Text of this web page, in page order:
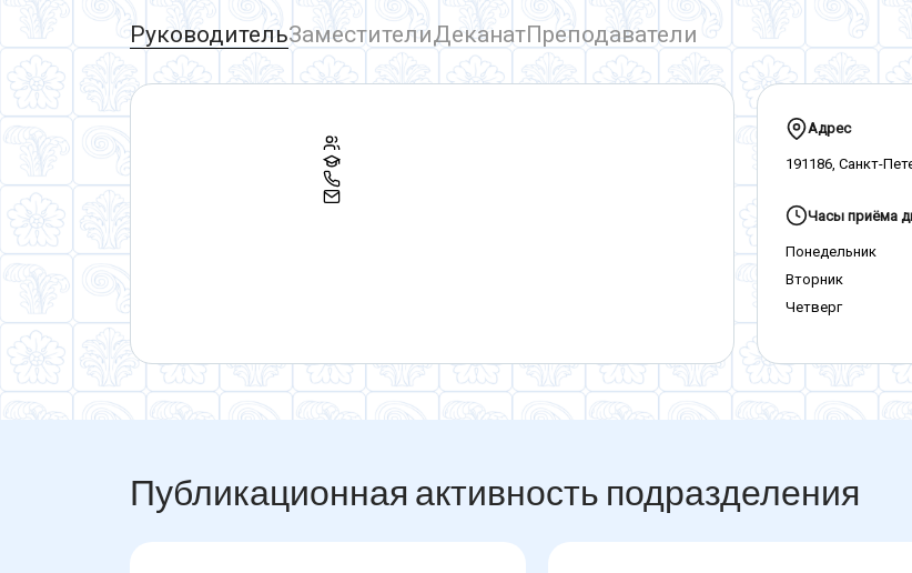
РуководительЗаместителиДеканатПреподаватели
Адрес
191186, Санкт-
Часы приёма
Понедельник
Вторник
Четверг
Публикационная активность подразделения